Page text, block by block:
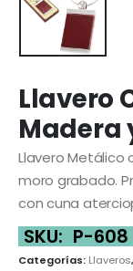
Llavero
Madera
Llavero
moro grabado.
con cuna
SKU: P-608
Categorías: Llaveros,